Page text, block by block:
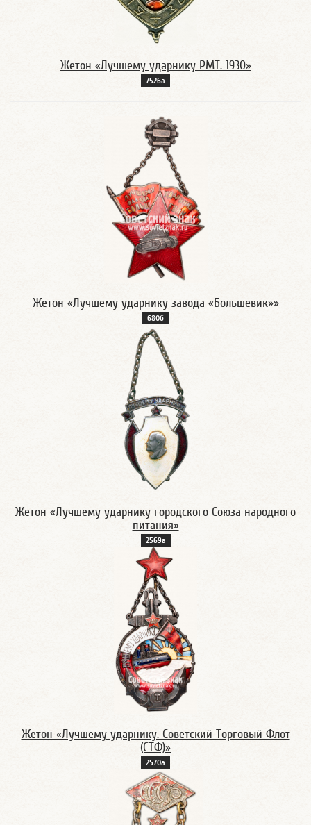
Жетон «Лучшему ударнику РМТ. 1930»
7526а
Жетон «Лучшему ударнику завода «Большевик»»
680б
Жетон «Лучшему ударнику городского Союза народного
питания»
2569а
Жетон «Лучшему ударнику. Советский Торговый Флот
(СТФ)»
2570а